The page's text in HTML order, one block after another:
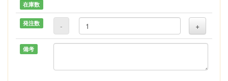
在庫数
発注数 - +
備考